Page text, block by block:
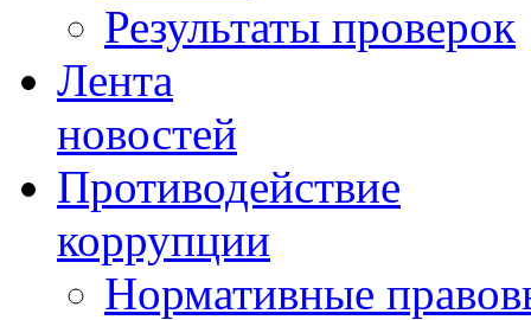
Результаты проверок
Лента
новостей
Противодействие
коррупции
Нормативные